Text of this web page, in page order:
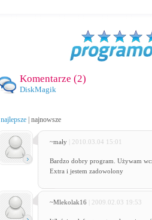
Komentarze (2)
DiskMagik
najlepsze| najnowsze
~mały | 2010.03.04 15:01
Bardzo dobry program. Używam
Extra i jestem zadowolony
~Mlekolak16 | 2009.02.03 19:53